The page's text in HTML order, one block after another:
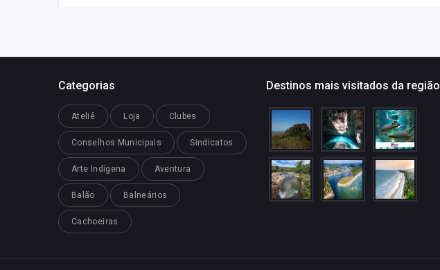
Categorias
Ateliê Loja Clubes
Conselhos Municipais Sindicatos
Arte Indígena Aventura
Balão Balneários
Cachoeiras
Destinos mais visitados da região